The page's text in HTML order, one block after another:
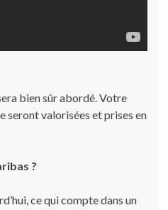
bien sûr abordé. Votre
valorisées et prises en
?
ce qui compte dans un